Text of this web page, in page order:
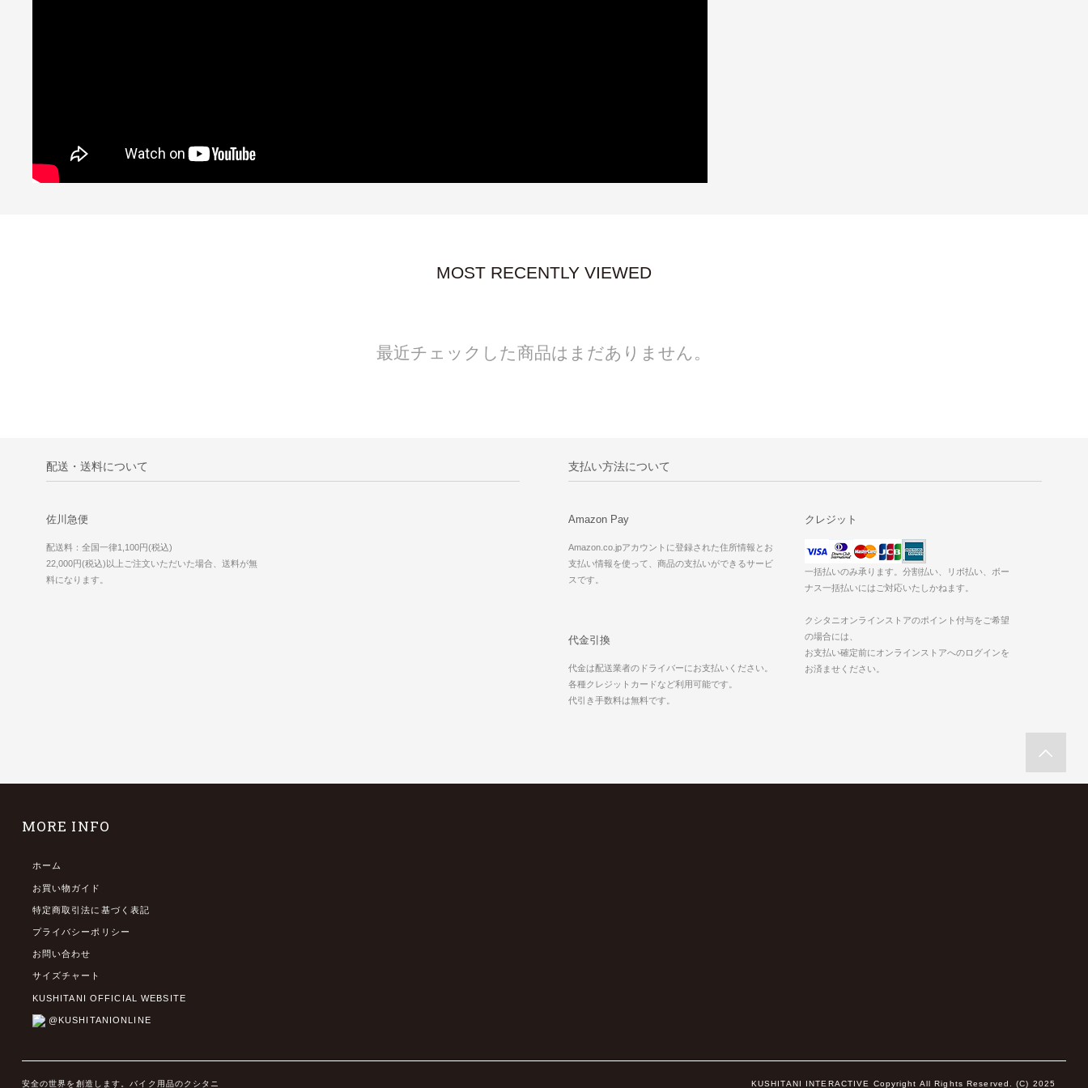
MOST RECENTLY VIEWED
最近チェックした商品はまだありません。
配送・送料について
佐川急便
配送料：全国一律1,100円(税込)
22,000円(税込)以上ご注文いただいた場合、送料が無
料になります。
支払い方法について
Amazon Pay
Amazon.co.jpアカウントに登録された住所情報とお
支払い情報を使って、商品の支払いができるサービ
スです。
クレジット
一括払いのみ承ります。分割払い、リボ払い、ボー
ナス一括払いにはご対応いたしかねます。
クシタニオンラインストアのポイント付与をご希望
の場合には、
お支払い確定前にオンラインストアへのログインを
お済ませください。
代金引換
代金は配送業者のドライバーにお支払いください。
各種クレジットカードなど利用可能です。
代引き手数料は無料です。
MORE INFO
ホーム
お買い物ガイド
特定商取引法に基づく表記
プライバシーポリシー
お問い合わせ
サイズチャート
KUSHITANI OFFICIAL WEBSITE
@KUSHITANIONLINE
安全の世界を創造します。バイク用品のクシタニ KUSHITANI INTERACTIVE Copyright All Rights Reserved. (C) 2025